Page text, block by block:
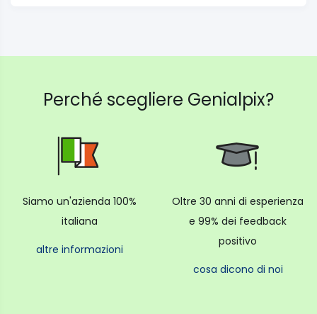
Perché scegliere Genialpix?
Siamo un'azienda 100%
italiana
altre informazioni
Oltre 30 anni di esperienza
e 99% dei feedback
positivo
cosa dicono di noi